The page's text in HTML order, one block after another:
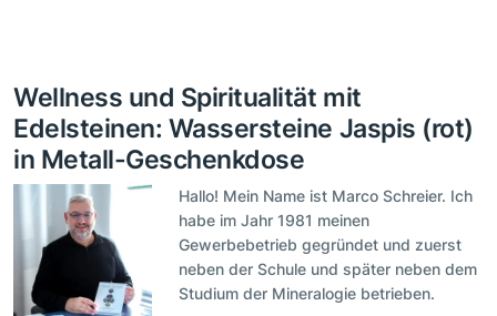
Wellness und Spiritualität mit
Edelsteinen: Wassersteine Jaspis (rot)
in Metall-Geschenkdose
Hallo! Mein Name ist Marco Schreier. Ich
habe im Jahr 1981 meinen
Gewerbebetrieb gegründet und zuerst
neben der Schule und später neben dem
Studium der Mineralogie betrieben.